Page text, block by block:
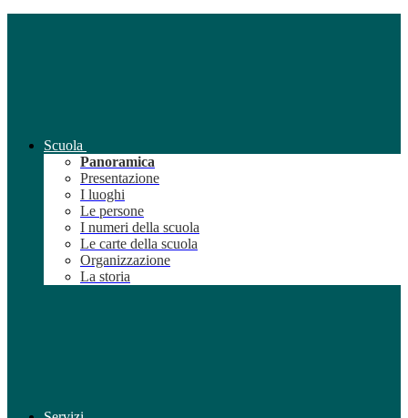
Scuola
Panoramica
Presentazione
I luoghi
Le persone
I numeri della scuola
Le carte della scuola
Organizzazione
La storia